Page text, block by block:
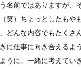
名前ではありますが、
笑）ちょっとしたもや
どんな内容でもたくさ
に仕事に向き合えるよ
うに、一緒に考えてい